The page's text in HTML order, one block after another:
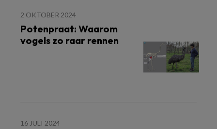
2 OKTOBER 2024
Potenpraat: Waarom
vogels zo raar rennen
16 JULI 2024